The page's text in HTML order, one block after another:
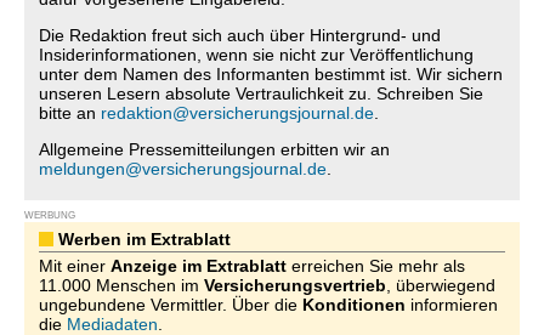
Die Redaktion freut sich auch über Hintergrund- und
Insiderinformationen, wenn sie nicht zur Veröffentlichung
unter dem Namen des Informanten bestimmt ist. Wir sichern
unseren Lesern absolute Vertraulichkeit zu. Schreiben Sie
bitte an redaktion@versicherungsjournal.de
Allgemeine Pressemitteilungen erbitten wir an
meldungen@versicherungsjournal.de
WERBUNG
Werben im Extrablatt
Mit einer Anzeige im Extrablatt erreichen Sie mehr als
11.000 Menschen im Versicherungsvertrieb , überwiegend
ungebundene Vermittler. Über die Konditionen informieren
die Mediadaten